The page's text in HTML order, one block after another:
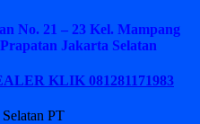
No. 21 – 23 Kel. Mampang
Jakarta Selatan
KLIK 081281171983